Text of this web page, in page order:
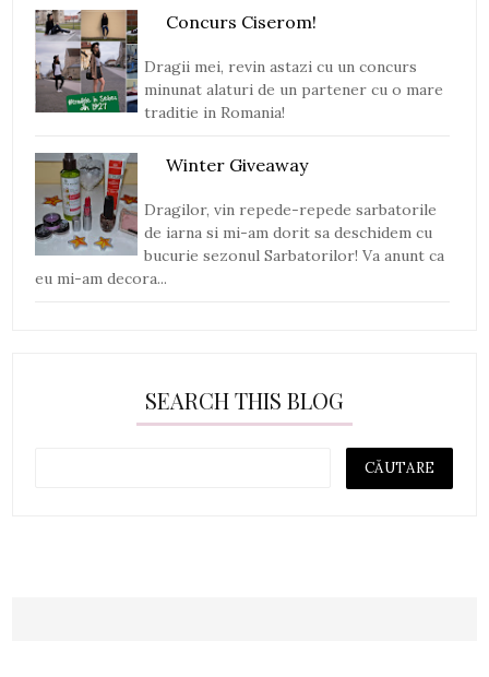
Concurs Ciserom!
Dragii mei, revin astazi cu un concurs
minunat alaturi de un partener cu o mare
traditie in Romania!
Winter Giveaway
Dragilor, vin repede-repede sarbatorile
de iarna si mi-am dorit sa deschidem cu
bucurie sezonul Sarbatorilor! Va anunt ca
eu mi-am decora...
SEARCH THIS BLOG